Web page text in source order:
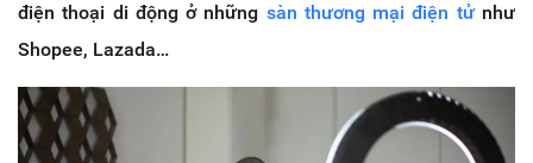
điện thoại di động ở những sàn thương mại điện tửnhư
Shopee, Lazada…